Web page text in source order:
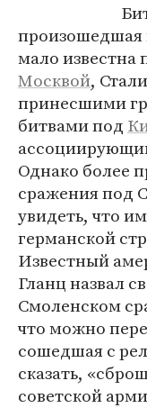
произошедшая
мало известна
Москвой,
принесшими
битвами под
Однако более
сражения под
увидеть, что
германской
Известный
Гланц назвал
Смоленском
что можно
сошедшая с
сказать,
советской